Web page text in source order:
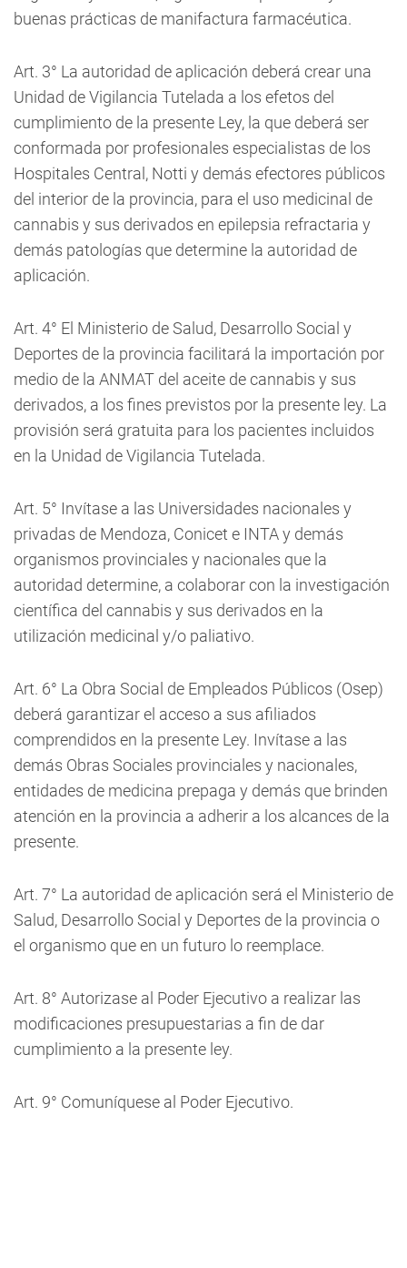
buenas prácticas de manifactura farmacéutica.
Art. 3° La autoridad de aplicación deberá crear una
Unidad de Vigilancia Tutelada a los efetos del
cumplimiento de la presente Ley, la que deberá ser
conformada por profesionales especialistas de los
Hospitales Central, Notti y demás efectores públicos
del interior de la provincia, para el uso medicinal de
cannabis y sus derivados en epilepsia refractaria y
demás patologías que determine la autoridad de
aplicación.
Art. 4° El Ministerio de Salud, Desarrollo Social y
Deportes de la provincia facilitará la importación por
medio de la ANMAT del aceite de cannabis y sus
derivados, a los fines previstos por la presente ley. La
provisión será gratuita para los pacientes incluidos
en la Unidad de Vigilancia Tutelada.
Art. 5° Invítase a las Universidades nacionales y
privadas de Mendoza, Conicet e INTA y demás
organismos provinciales y nacionales que la
autoridad determine, a colaborar con la investigación
científica del cannabis y sus derivados en la
utilización medicinal y/o paliativo.
Art. 6° La Obra Social de Empleados Públicos (Osep)
deberá garantizar el acceso a sus afiliados
comprendidos en la presente Ley. Invítase a las
demás Obras Sociales provinciales y nacionales,
entidades de medicina prepaga y demás que brinden
atención en la provincia a adherir a los alcances de la
presente.
Art. 7° La autoridad de aplicación será el Ministerio de
Salud, Desarrollo Social y Deportes de la provincia o
el organismo que en un futuro lo reemplace.
Art. 8° Autorizase al Poder Ejecutivo a realizar las
modificaciones presupuestarias a fin de dar
cumplimiento a la presente ley.
Art. 9° Comuníquese al Poder Ejecutivo.